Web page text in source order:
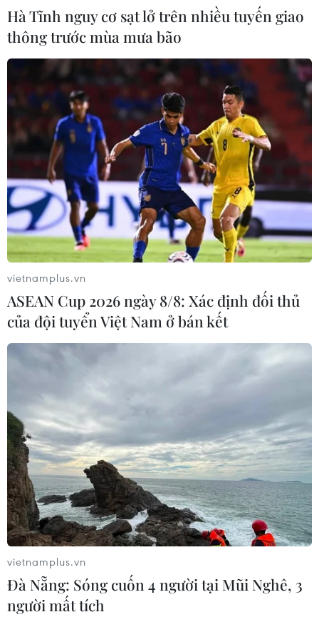
Hà Tĩnh nguy cơ sạt lở trên nhiều tuyến giao
thông trước mùa mưa bão
vietnamplus.vn
ASEAN Cup 2026 ngày 8/8: Xác định đối thủ
của đội tuyển Việt Nam ở bán kết
vietnamplus.vn
Đà Nẵng: Sóng cuốn 4 người tại Mũi Nghê, 3
người mất tích